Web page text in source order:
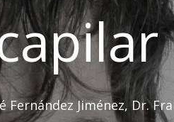
Fernández Jiménez, Dr.